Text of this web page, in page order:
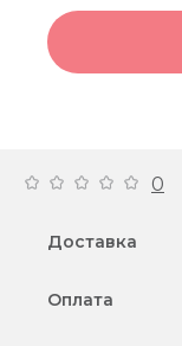
0
Доставка
Оплата